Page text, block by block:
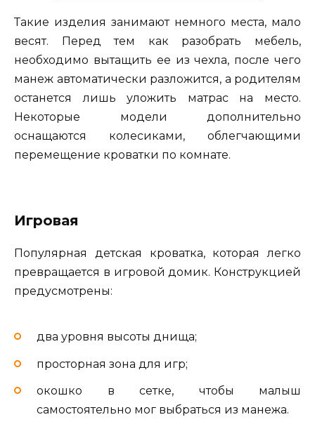
Такие изделия занимают немного места, мало
весят. Перед тем как разобрать мебель,
необходимо вытащить ее из чехла, после чего
манеж автоматически разложится, а родителям
останется лишь уложить матрас на место.
Некоторые модели дополнительно
оснащаются колесиками, облегчающими
перемещение кроватки по комнате.
Игровая
Популярная детская кроватка, которая легко
превращается в игровой домик. Конструкцией
предусмотрены:
два уровня высоты днища;
просторная зона для игр;
окошко в сетке, чтобы малыш
самостоятельно мог выбраться из манежа.